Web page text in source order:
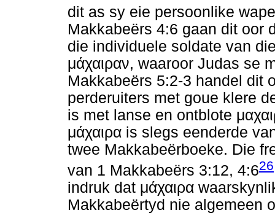
dit as sy eie persoonlike
Makkabeërs 4:6 gaan dit oor
die individuele soldate van
μάχαιραν, waaroor Judas se
Makkabeërs 5:2-3 handel dit
perderuiters met goue klere
is met lanse en ontblote
μάχαιρα is slegs eenderde
twee Makkabeërboeke. Die
van 1 Makkabeërs 3:12, 4:626
indruk dat μάχαιρα
Makkabeërtyd nie algemeen